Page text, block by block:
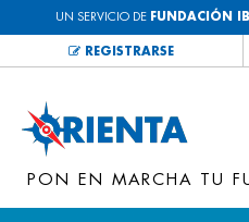
UN SERVICIO DE FUNDACIÓN
REGISTRARSE
PON EN MARCHA TU